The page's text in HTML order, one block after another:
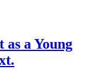
a Young